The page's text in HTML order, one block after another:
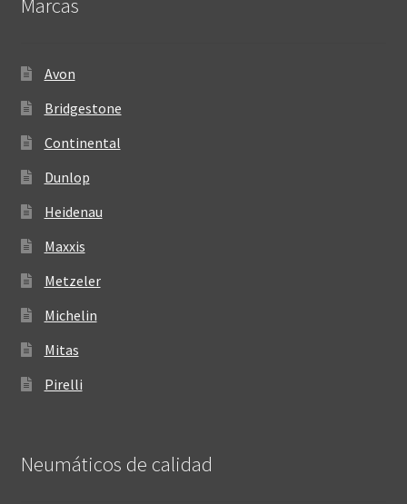
Marcas
Avon
Bridgestone
Continental
Dunlop
Heidenau
Maxxis
Metzeler
Michelin
Mitas
Pirelli
Neumáticos de calidad‎